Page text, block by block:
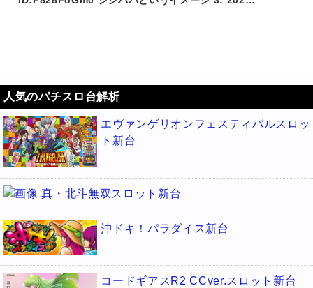
人気のパチスロ台解析
エヴァンゲリオンフェスティバルスロッ
ト新台
真・北斗無双スロット新台
沖ドキ！パラダイス新台
コードギアスR2 CCver.スロット新台